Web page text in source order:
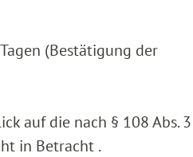
(Bestätigung der
auf die nach § 108 Abs.
in Betracht .